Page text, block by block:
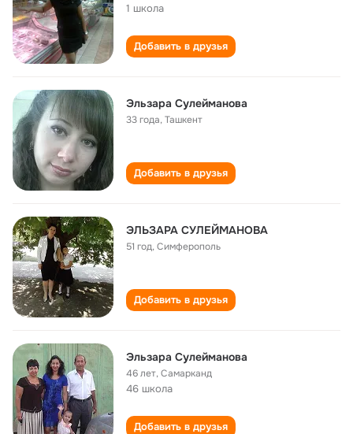
1 школа
Добавить в друзья
Эльзара Сулейманова
33 года,Ташкент
Добавить в друзья
ЭЛЬЗАРА СУЛЕЙМАНОВА
51 год,Симферополь
Добавить в друзья
Эльзара Сулейманова
46 лет,Самарканд
46 школа
Добавить в друзья